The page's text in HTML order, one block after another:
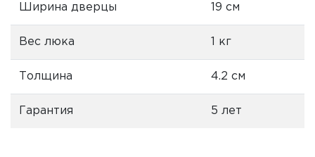
Ширина дверцы 19 см
Вес люка 1 кг
Толщина 4.2 см
Гарантия 5 лет